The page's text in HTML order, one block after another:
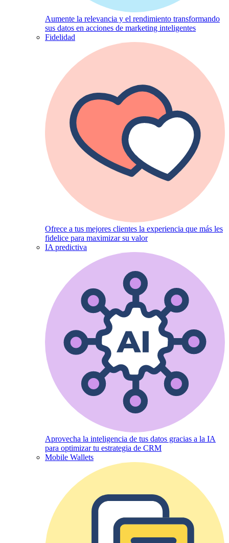
Aumente la relevancia y el rendimiento transformando
sus datos en acciones de marketing inteligentes
Fidelidad
Ofrece a tus mejores clientes la experiencia que más les
fidelice para maximizar su valor
IA predictiva
Aprovecha la inteligencia de tus datos gracias a la IA
para optimizar tu estrategia de CRM
Mobile Wallets